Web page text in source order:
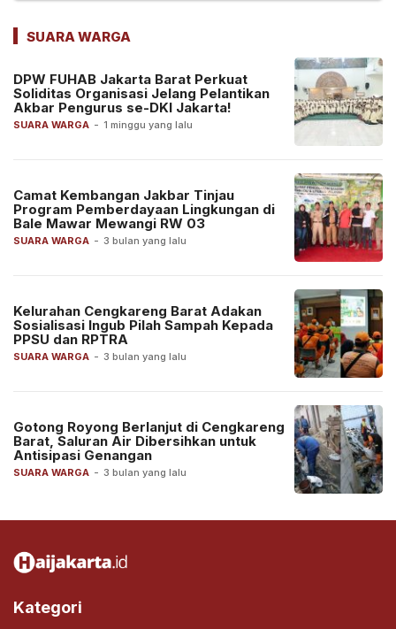
SUARA WARGA
SUARA WARGA - 1 minggu yang lalu
DPW FUHAB Jakarta Barat Perkuat
Soliditas Organisasi Jelang Pelantikan
Akbar Pengurus se-DKI Jakarta!
SUARA WARGA - 3 bulan yang lalu
Camat Kembangan Jakbar Tinjau
Program Pemberdayaan Lingkungan di
Bale Mawar Mewangi RW 03
SUARA WARGA - 3 bulan yang lalu
Kelurahan Cengkareng Barat Adakan
Sosialisasi Ingub Pilah Sampah Kepada
PPSU dan RPTRA
SUARA WARGA - 3 bulan yang lalu
Gotong Royong Berlanjut di Cengkareng
Barat, Saluran Air Dibersihkan untuk
Antisipasi Genangan
Kategori